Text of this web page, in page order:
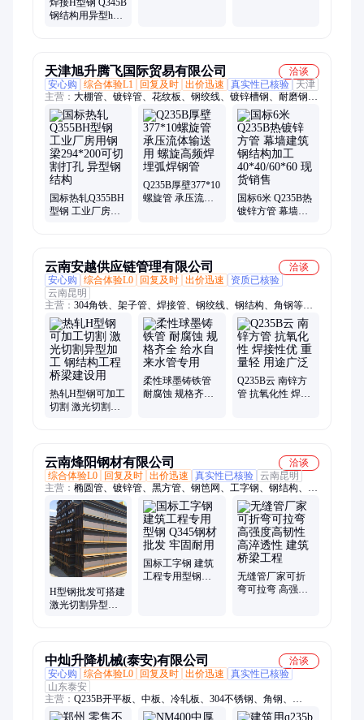
钢结构用异型h型
天津旭升腾飞国际贸易有限公司
洽谈
安心购
综合体验L1 回复及时 出价迅速 真实性已核验
天津
主营： 大棚管、镀锌管、花纹板、钢绞线、镀锌槽钢、耐磨钢
板、镀锌角钢、热轧角钢、热轧h型钢、焊接h型钢、不等边角
钢、矩形管、非标定尺、镀锌方管、无缝方管
国标热轧Q355BH
型钢 工业厂房用
Q235B厚壁377*10
螺旋管 承压流体
国标6米 Q235B热
镀锌方管 幕墙建
云南安越供应链管理有限公司
洽谈
安心购
综合体验L0 回复及时 出价迅速
资质已核验
云南昆明
主营： 304角铁、架子管、焊接管、钢绞线、钢结构、角钢等
边、镀锌扁钢、镀锌钢管、扁钢扁条、冷拉扁钢、槽钢钢材、焊
接钢管、镀锌槽钢、角钢镀锌、无缝钢管、格栅板、镀锌管、焊
管定制、玻璃幕墙、建筑幕墙、保障镀锌、库存充足、直缝焊
管、镀锌扁铁、切割建筑
热轧H型钢可加工
切割 激光切割异
柔性球墨铸铁管
耐腐蚀 规格齐全
Q235B云 南锌方
管 抗氧化性 焊接
云南烽阳钢材有限公司
洽谈
综合体验L0
回复及时 出价迅速 真实性已核验 云南昆明
主营： 椭圆管、镀锌管、黑方管、钢笆网、工字钢、钢结构、彩
钢卷、彩钢瓦、螺纹钢、钢板网、脚手架、无缝管、冷拔丝、方
矩管、声测管、小方管、大棚管、铝板材、圆形管、釉面瓦、螺
旋管、装饰瓦、隔热瓦、铝合金、焊接管
H型钢批发可搭建
激光切割异型加
国标工字钢 建筑
工程专用型钢
无缝管厂家可折
弯可拉弯 高强度
中灿升降机械(泰安)有限公司
洽谈
安心购
综合体验L0 回复及时 出价迅速
真实性已核验
山东泰安
主营： Q235B开平板、中板、冷轧板、304不锈钢、角钢、
Q355B槽钢、700L汽车大梁钢、螺纹钢、圆钢、不锈钢管、H型